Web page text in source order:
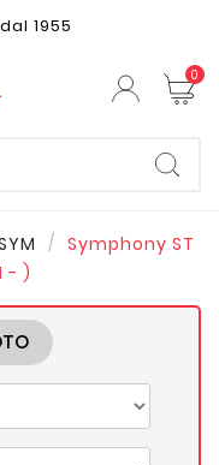
1955
0
Symphony ST
- )